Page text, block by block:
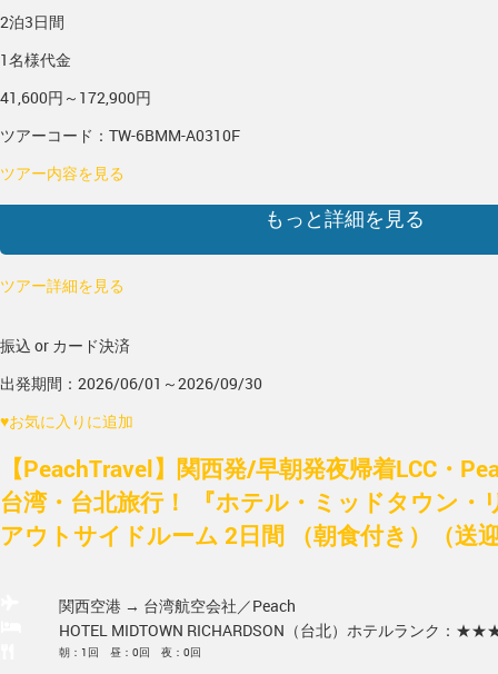
2泊3日間
1名様代金
41,600円～172,900円
ツアーコード：TW-6BMM-A0310F
ツアー内容を見る
もっと詳細を見る
ツアー詳細を見る
振込 or カード決済
出発期間：2026/06/01～2026/09/30
♥お気に入りに追加
【PeachTravel】関西発/早朝発夜帰着LCC・
台湾・台北旅行！ 『ホテル・ミッドタウン・
アウトサイドルーム 2日間 （朝食付き）（送
関西空港 → 台湾航空会社／Peach
HOTEL MIDTOWN RICHARDSON（台北） ホテルランク：
朝：1回 昼：0回 夜：0回